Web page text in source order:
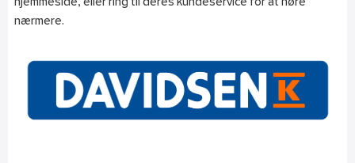
hjemmeside, eller ring til deres kundeservice for at høre
nærmere.